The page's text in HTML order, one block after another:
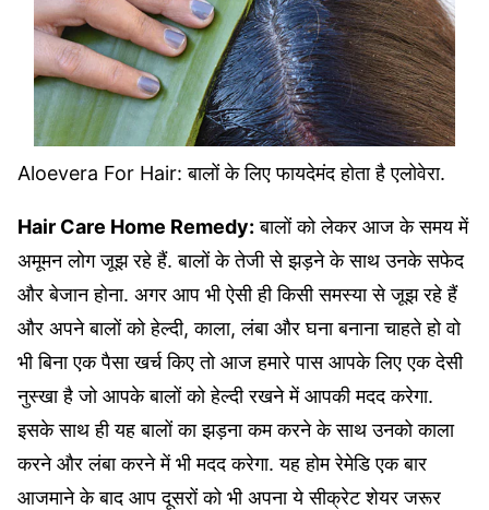
Aloevera For Hair: बालों के लिए फायदेमंद होता है एलोवेरा.
Hair Care Home Remedy: बालों को लेकर आज के समय में
अमूमन लोग जूझ रहे हैं. बालों के तेजी से झड़ने के साथ उनके सफेद
और बेजान होना. अगर आप भी ऐसी ही किसी समस्या से जूझ रहे हैं
और अपने बालों को हेल्दी, काला, लंबा और घना बनाना चाहते हो वो
भी बिना एक पैसा खर्च किए तो आज हमारे पास आपके लिए एक देसी
नुस्खा है जो आपके बालों को हेल्दी रखने में आपकी मदद करेगा.
इसके साथ ही यह बालों का झड़ना कम करने के साथ उनको काला
करने और लंबा करने में भी मदद करेगा. यह होम रेमेडि एक बार
आजमाने के बाद आप दूसरों को भी अपना ये सीक्रेट शेयर जरूर